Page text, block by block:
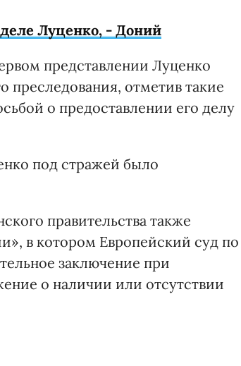
Луценко, - Доний
представлении Луценко
преследования, отметив такие
о предоставлении его делу
под стражей было
правительства также
в котором Европейский суд по
заключение при
о наличии или отсутствии